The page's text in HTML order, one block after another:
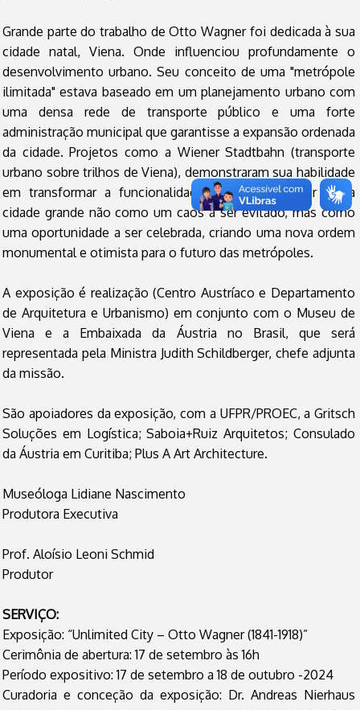
Grande parte do trabalho de Otto Wagner foi dedicada à sua
cidade natal, Viena. Onde influenciou profundamente o
desenvolvimento urbano. Seu conceito de uma "metrópole
ilimitada" estava baseado em um planejamento urbano com
uma densa rede de transporte público e uma forte
administração municipal que garantisse a expansão ordenada
da cidade. Projetos como a Wiener Stadtbahn (transporte
urbano sobre trilhos de Viena), demonstraram sua habilidade
em transformar a funcionalidade em arte. Wagner via a
cidade grande não como um caos a ser evitado, mas como
uma oportunidade a ser celebrada, criando uma nova ordem
monumental e otimista para o futuro das metrópoles.
A exposição é realização (Centro Austríaco e Departamento
de Arquitetura e Urbanismo) em conjunto com o Museu de
Viena e a Embaixada da Áustria no Brasil, que será
representada pela Ministra Judith Schildberger, chefe adjunta
da missão.
São apoiadores da exposição, com a UFPR/PROEC, a Gritsch
Soluções em Logística; Saboia+Ruiz Arquitetos; Consulado
da Áustria em Curitiba; Plus A Art Architecture.
Museóloga Lidiane Nascimento
Produtora Executiva
Prof. Aloísio Leoni Schmid
Produtor
SERVIÇO:
Exposição: “Unlimited City – Otto Wagner (1841-1918)”
Cerimônia de abertura: 17 de setembro às 16h
Período expositivo: 17 de setembro a 18 de outubro -2024
Curadoria e conceção da exposição: Dr. Andreas Nierhaus